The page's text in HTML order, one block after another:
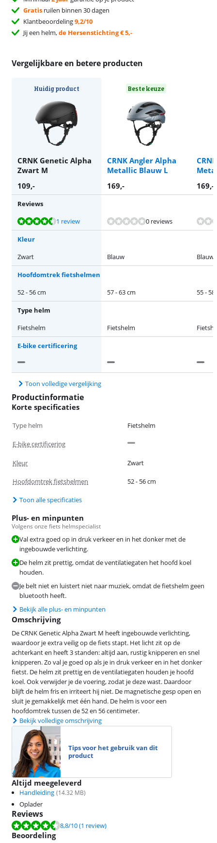
Gratis ruilen binnen 30 dagen
Klantbeoordeling9,2/10
Jij een helm,de Hersenstichting € 5,-
Vergelijkbare en betere producten
Huidig product
CRNK Genetic Alpha
Zwart M
Beste keuze
CRNK Angler Alpha
Metallic Blauw L
109,- 169,- 169,-
Reviews
Beoordeling is 8,8 van de 10, gebaseerd op 1 review.
1 review 0 reviews
Beoordeling is 8,8 van de 10, gebaseerd op 1 review.
Kleur
Zwart
Blauw Blauw
Hoofdomtrek fietshelmen
52 - 56 cm
57 - 63 cm 55 -
Type helm
Fietshelm
Fietshelm
E-bike certificering
Toon volledige vergelijking
Productinformatie
Korte specificaties
Type helm Fietshelm
E-bike certificering
Kleur Zwart
Hoofdomtrek fietshelmen 52 - 56 cm
Toon alle specificaties
Plus- en minpunten
Volgens onze fiets helmspecialist
Val extra goed op in druk verkeer en in het donker met de
ingebouwde verlichting.
De helm zit prettig, omdat de ventilatiegaten het hoofd koel
houden.
Je belt niet en luistert niet naar muziek, omdat de fietshelm geen
bluetooth heeft.
Bekijk alle plus- en minpunten
Omschrijving
De CRNK Genetic Alpha Zwart M heeft ingebouwde verlichting,
waardoor je extra veilig op de fiets stapt. Het licht zit op de
achterkant en heeft 3 standen: altijd aan, rustig knipperen en snel
knipperen. Zo val je goed op als je in druk verkeer en in het donker
fietst. De helm zit prettig en de ventilatiegaten houden je hoofd
koel. Ook verwijder je de voering, zodat je deze wast. Daardoor
blijft de helm fris en irriteert hij niet. De magnetische gesp open en
sluit je gemakkelijk met één hand. De helm is voor een
hoofdomtrek tussen de 52 en 56 centimeter.
Bekijk volledige omschrijving
Tips voor het gebruik van dit
product
Altijd meegeleverd
Handleiding (14.32 MB)
Oplader
Reviews
Beoordeling is 8,8 van de 10, gebaseerd op 1 review.
8,8/10(1 review)
Beoordeling